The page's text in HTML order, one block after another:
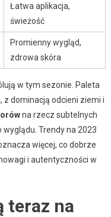
Łatwa aplikacja,
świeżość
Promienny wygląd,
zdrowa skóra
w tym sezonie. Paleta
z dominacją odcieni ziemi i
na rzecz subtelnych
Trendy na 2023
więcej, co dobrze
i autentyczności w
teraz na